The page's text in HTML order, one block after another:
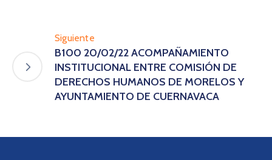
Siguiente
B100 20/02/22 ACOMPAÑAMIENTO
INSTITUCIONAL ENTRE COMISIÓN DE
DERECHOS HUMANOS DE MORELOS Y
AYUNTAMIENTO DE CUERNAVACA